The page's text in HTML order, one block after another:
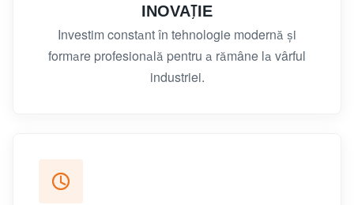
INOVAȚIE
Investim constant în tehnologie modernă și
formare profesională pentru a rămâne la vârful
industriei.